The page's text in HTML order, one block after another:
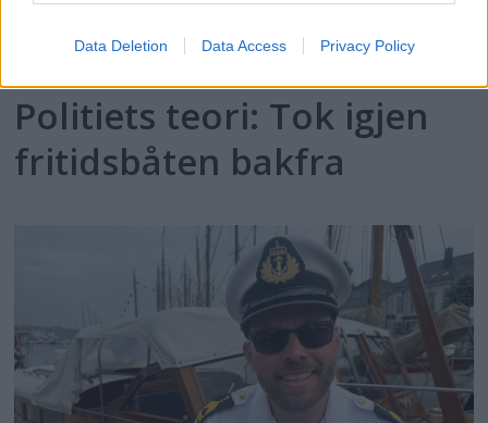
Data Deletion Data Access Privacy Policy
Politiets teori: Tok igjen
fritidsbåten bakfra